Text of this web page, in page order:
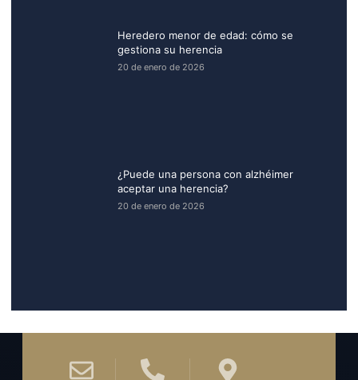
Heredero menor de edad: cómo se
gestiona su herencia
20 de enero de 2026
¿Puede una persona con alzhéimer
aceptar una herencia​?
20 de enero de 2026